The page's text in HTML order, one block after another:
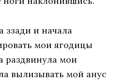
и начала
мои ягодицы
раздвинула мои
вылизывать мой анус